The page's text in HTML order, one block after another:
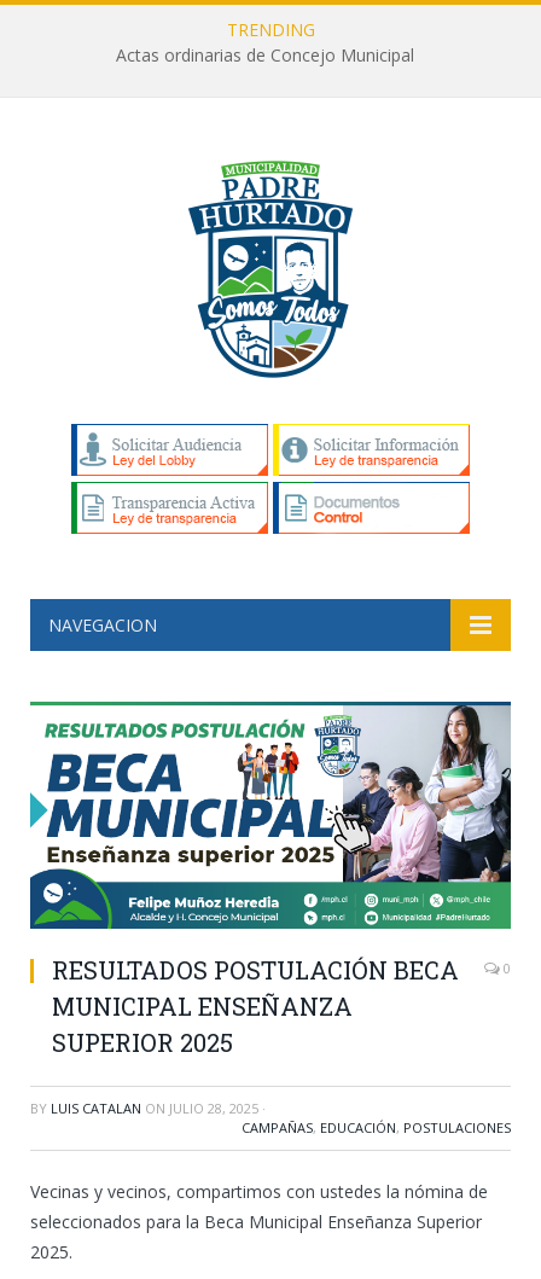
TRENDING
Actas ordinarias de Concejo Municipal
NAVEGACION
RESULTADOS POSTULACIÓN BECA
MUNICIPAL ENSEÑANZA
SUPERIOR 2025
0
BY LUIS CATALAN ON JULIO 28, 2025 ·
CAMPAÑAS, EDUCACIÓN, POSTULACIONES
Vecinas y vecinos, compartimos con ustedes la nómina de
seleccionados para la Beca Municipal Enseñanza Superior
2025.